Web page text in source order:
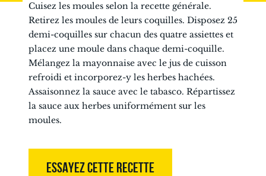
Cuisez les moules selon la recette générale.
Retirez les moules de leurs coquilles. Disposez 25
demi-coquilles sur chacun des quatre assiettes et
placez une moule dans chaque demi-coquille.
Mélangez la mayonnaise avec le jus de cuisson
refroidi et incorporez-y les herbes hachées.
Assaisonnez la sauce avec le tabasco. Répartissez
la sauce aux herbes uniformément sur les
moules.
ESSAYEZ CETTE RECETTE